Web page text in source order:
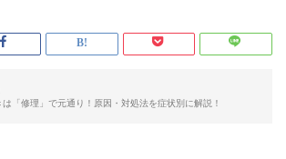
「修理」で元通り！原因・対処法を症状別に解説！